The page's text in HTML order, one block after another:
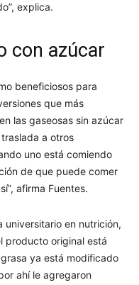
explica.
con azúcar
beneficiosos para
que más
las gaseosas sin azúcar
a otros
uno está comiendo
de que puede comer
afirma Fuentes.
universitario en nutrición,
producto original está
ya está modificado
ahí le agregaron